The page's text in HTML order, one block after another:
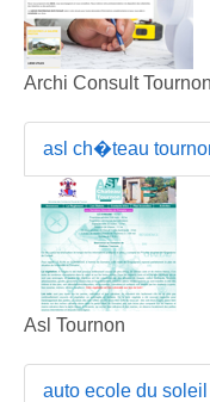
Archi Consult
asl ch�teau
Asl Tournon
auto ecole du soleil